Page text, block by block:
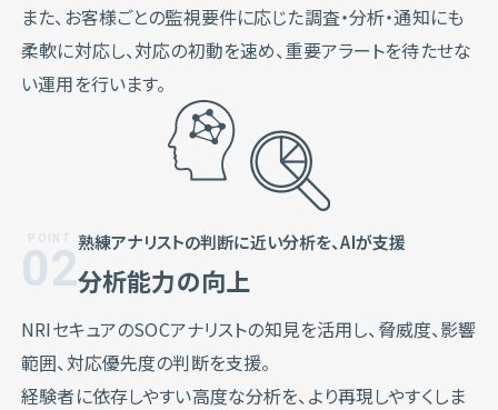
また、お客様ごとの監視要件に応じた調査・分析・通知にも
柔軟に対応し、対応の初動を速め、重要アラートを待たせな
い運用を行います。
02熟練アナリストの判断に近い分析を、AIが支援
分析能力の向上
NRIセキュアのSOCアナリストの知見を活用し、脅威度、影響
範囲、対応優先度の判断を支援。
経験者に依存しやすい高度な分析を、より再現しやすくしま